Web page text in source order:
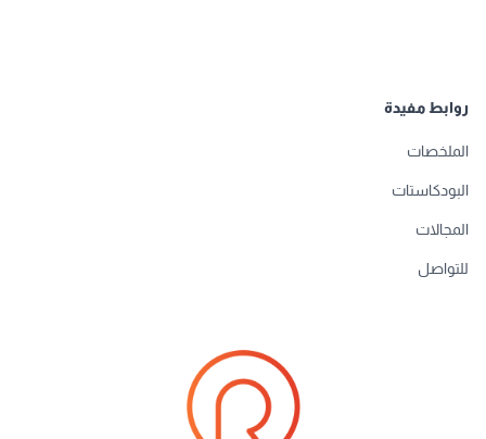
روابط مفيدة
الملخصات
البودكاستات
المجالات
للتواصل